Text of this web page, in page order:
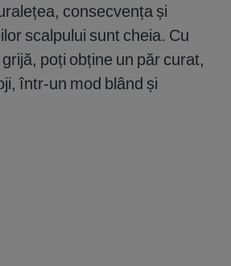
consecvența și
scalpului sunt cheia. Cu
poți obține un păr curat,
într-un mod blând și